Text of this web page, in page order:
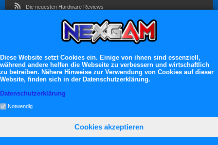
Die neuesten Hardware Reviews
Im Forum sind zur Zeit 3023 Benutzer online
Es erwarten dich:
13.119 registrierte Mitglieder
71.049 Themen
neXGam © 2026
Diese Website setzt Cookies ein. Einige von ihnen sind essenziell,
während andere helfen die Webseite zu verbessern und wirtschaftlich
zu betreiben. Nähere Hinweise zur Verwendung von Cookies auf dieser
Website, finden sich in der Datenschutzerklärung.
Datenschutzerklärung
Notwendig
Cookies akzeptieren